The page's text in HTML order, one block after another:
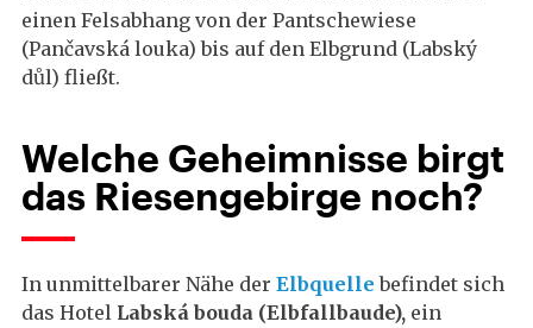
einen Felsabhang von der Pantschewiese
(Pančavská louka) bis auf den Elbgrund (Labský
důl) fließt.
Welche Geheimnisse birgt
das Riesengebirge noch?
In unmittelbarer Nähe der Elbquelle befindet sich
das Hotel Labská bouda (Elbfallbaude), ein